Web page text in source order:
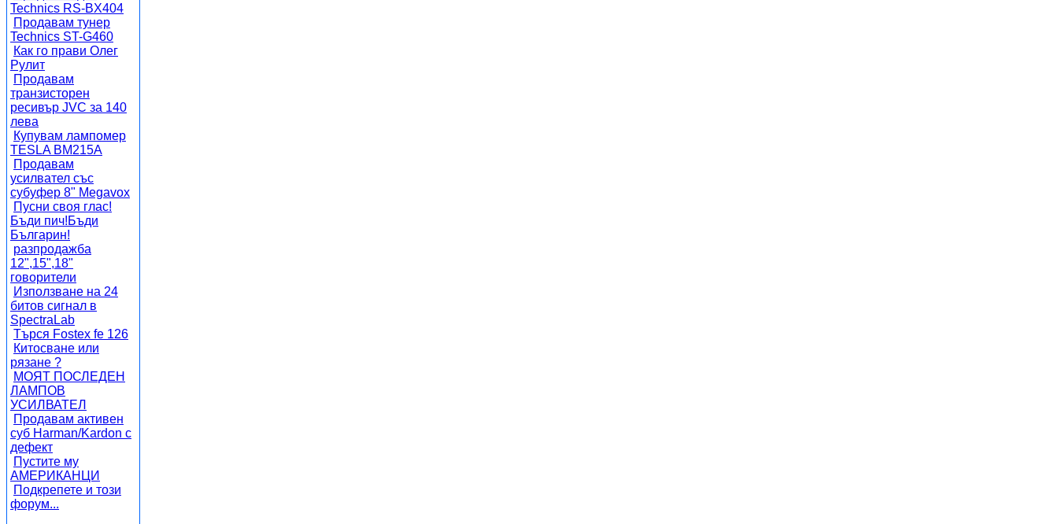
Technics RS-BX404
Продавам тунер
Technics ST-G460
Как го прави Олег
Рулит
Продавам
транзисторен
ресивър JVC за 140
лева
Купувам лампомер
TESLA BM215A
Продавам
усилвател със
субуфер 8" Megavox
Пусни своя глас!
Бъди пич!Бъди
Българин!
разпродажба
12",15",18"
говорители
Използване на 24
битов сигнал в
SpectraLab
Търся Fostex fe 126
Китосване или
рязане ?
МОЯТ ПОСЛЕДЕН
ЛАМПОВ
УСИЛВАТЕЛ
Продавам активен
суб Harman/Kardon с
дефект
Пустите му
АМЕРИКАНЦИ
Подкрепете и този
форум...